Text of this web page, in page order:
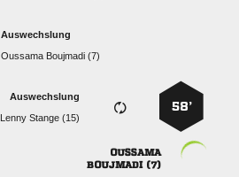
Auswechslung
  
58’
Auswechslung
  

 